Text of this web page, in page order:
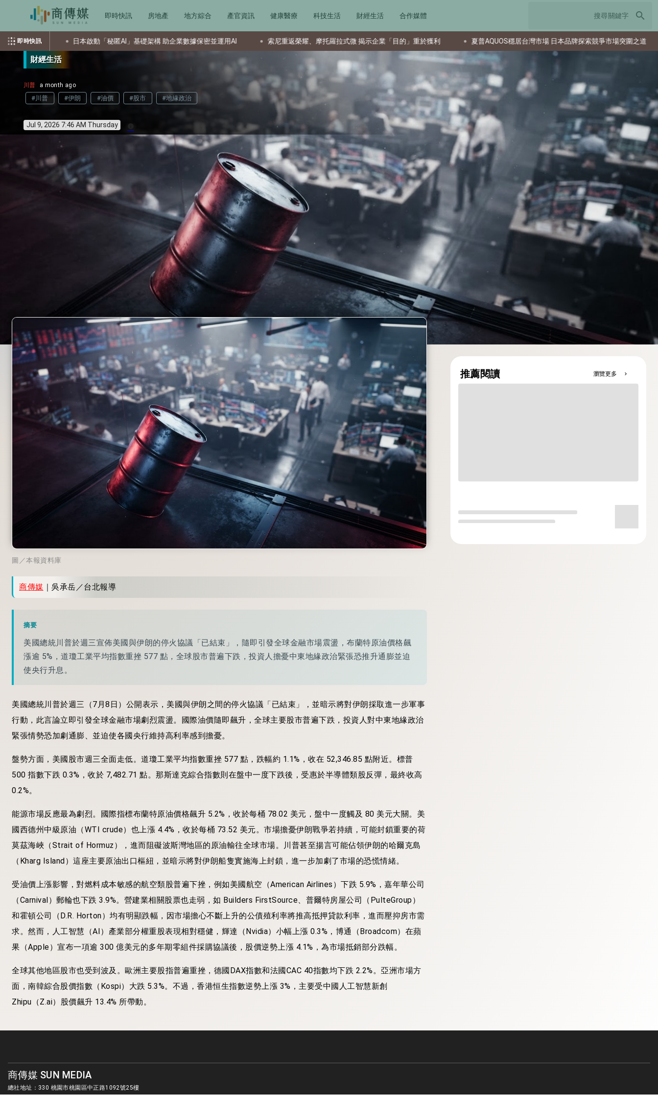
即時快訊 房地產 地方綜合 產官資訊 健康醫療 科技生活 財經生活 合作媒體 search
即時快訊
日本啟動「秘匿AI」基礎架構 助企業數據保密並運用AI 索尼重返榮耀、摩托羅拉式微 揭示企業「目的」重於獲利 夏普AQUOS穩居台灣市場 日本品牌探索競爭市場突圍之道 南韓研發投
財經生活
川普 a month ago
#川普 #伊朗 #油價 #股市 #地緣政治
Jul 9, 2026 7:46 AM Thursday
圖／本報資料庫
商傳媒 ｜吳承岳／台北報導
摘要
美國總統川普於週三宣佈美國與伊朗的停火協議「已結束」，隨即引發全球金融市場震盪，布蘭特原油價格飆
漲逾 5%，道瓊工業平均指數重挫 577 點，全球股市普遍下跌，投資人擔憂中東地緣政治緊張恐推升通膨並迫
使央行升息。
美國總統川普於週三（7月8日）公開表示，美國與伊朗之間的停火協議「已結束」，並暗示將對伊朗採取進一步軍事
行動，此言論立即引發全球金融市場劇烈震盪。國際油價隨即飆升，全球主要股市普遍下跌，投資人對中東地緣政治
緊張情勢恐加劇通膨、並迫使各國央行維持高利率感到擔憂。
盤勢方面，美國股市週三全面走低。道瓊工業平均指數重挫 577 點，跌幅約 1.1%，收在 52,346.85 點附近。標普
500 指數下跌 0.3%，收於 7,482.71 點。那斯達克綜合指數則在盤中一度下跌後，受惠於半導體類股反彈，最終收高
0.2%。
能源市場反應最為劇烈。國際指標布蘭特原油價格飆升 5.2%，收於每桶 78.02 美元，盤中一度觸及 80 美元大關。美
國西德州中級原油（WTI crude）也上漲 4.4%，收於每桶 73.52 美元。市場擔憂伊朗戰爭若持續，可能封鎖重要的荷
莫茲海峽（Strait of Hormuz），進而阻礙波斯灣地區的原油輸往全球市場。川普甚至揚言可能佔領伊朗的哈爾克島
（Kharg Island）這座主要原油出口樞紐，並暗示將對伊朗船隻實施海上封鎖，進一步加劇了市場的恐慌情緒。
受油價上漲影響，對燃料成本敏感的航空類股普遍下挫，例如美國航空（American Airlines）下跌 5.9%，嘉年華公司
（Carnival）郵輪也下跌 3.9%。營建業相關股票也走弱，如 Builders FirstSource、普爾特房屋公司（PulteGroup）
和霍頓公司（D.R. Horton）均有明顯跌幅，因市場擔心不斷上升的公債殖利率將推高抵押貸款利率，進而壓抑房市需
求。然而，人工智慧（AI）產業部分權重股表現相對穩健，輝達（Nvidia）小幅上漲 0.3%，博通（Broadcom）在蘋
果（Apple）宣布一項逾 300 億美元的多年期零組件採購協議後，股價逆勢上漲 4.1%，為市場抵銷部分跌幅。
全球其他地區股市也受到波及。歐洲主要股指普遍重挫，德國DAX指數和法國CAC 40指數均下跌 2.2%。亞洲市場方
面，南韓綜合股價指數（Kospi）大跌 5.3%。不過，香港恒生指數逆勢上漲 3%，主要受中國人工智慧新創
Zhipu（Z.ai）股價飆升 13.4% 所帶動。
推薦閱讀 瀏覽更多 chevron_right
商傳媒 SUN MEDIA
總社地址：330 桃園市桃園區中正路1092號25樓